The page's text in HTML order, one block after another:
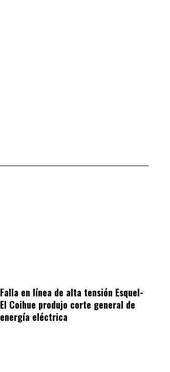
Falla en línea de alta tensión Esquel-
El Coihue produjo corte general de
energía eléctrica